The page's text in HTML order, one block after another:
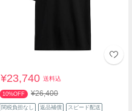
¥23,740送料込
10%OFF ¥26,400
関税負担なし 返品補償 スピード配送